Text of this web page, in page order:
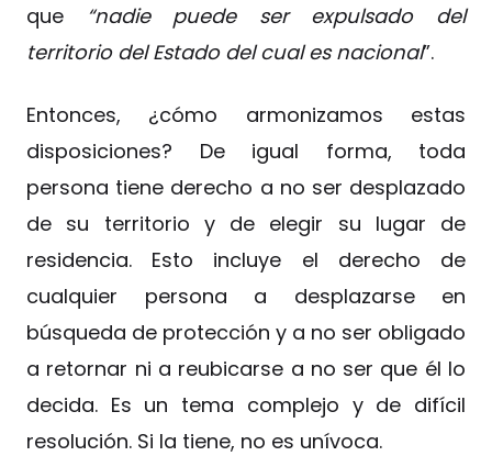
que “nadie puede ser expulsado del
territorio del Estado del cual es nacional”.
Entonces, ¿cómo armonizamos estas
disposiciones? De igual forma, toda
persona tiene derecho a no ser desplazado
de su territorio y de elegir su lugar de
residencia. Esto incluye el derecho de
cualquier persona a desplazarse en
búsqueda de protección y a no ser obligado
a retornar ni a reubicarse a no ser que él lo
decida. Es un tema complejo y de difícil
resolución. Si la tiene, no es unívoca.